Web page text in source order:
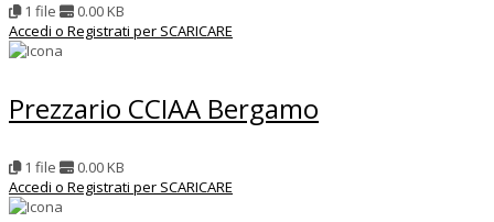
1 file
0.00 KB
Accedi o Registrati per SCARICARE
Prezzario CCIAA Bergamo
1 file
0.00 KB
Accedi o Registrati per SCARICARE